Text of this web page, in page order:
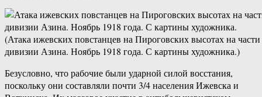
(Атака ижевских повстанцев на Пироговских высотах на части
дивизии Азина. Ноябрь 1918 года. С картины художника.)
Безусловно, что рабочие были ударной силой восстания,
поскольку они составляли почти 3/4 населения Ижевска и